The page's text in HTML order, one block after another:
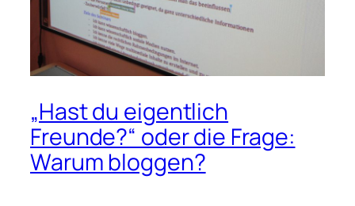
„Hast du eigentlich
Freunde?“ oder die Frage:
Warum bloggen?